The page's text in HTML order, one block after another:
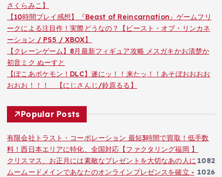
さくらみこ】
【10時間プレイ感想】『Beast of Reincarnation』ゲームフリ
ークによる注目作！実際どうなの？【ビースト・オブ・リンカネ
ーション / PS5 / XBOX】
【クレーンゲーム】8月最新フィギュア攻略 メスガキかお清楚か
初音ミク ぬーすと
【ぽこあポケモン！DLC】遂にッ！！来たッ！！あそぼおおおお
おおお！！！ 【にじさんじ/鈴原るる】
Popular Posts
有限会社トラスト・コーポレーション 最短3時間で買取！低手数
料！西日本エリアに特化、全国対応【ファクタリング福岡 】
1082
クリスマス、お正月には素敵なプレゼントを大切なあの人に
1026
ムームードメインであなたのオンラインプレゼンスを確立 -